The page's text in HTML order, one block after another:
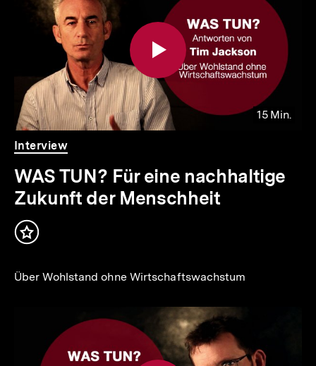
15 Min.
Video
Dauer
15
Min.
Interview
WAS TUN? Für eine nachhaltige
Zukunft der Menschheit
Inhalt
Über Wohlstand ohne Wirtschaftswachstum